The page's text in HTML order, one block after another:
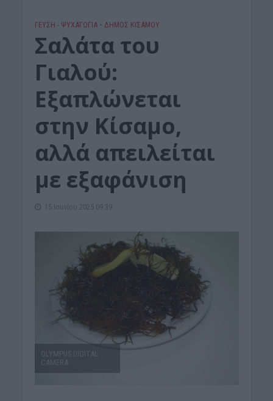
ΓΕΎΣΗ - ΨΥΧΑΓΩΓΊΑ • ΔΉΜΟΣ ΚΙΣΆΜΟΥ
Σαλάτα του
Γιαλού:
Εξαπλώνεται
στην Κίσαμο,
αλλά απειλείται
με εξαφάνιση
15 Ιουνίου 2025 09:39
OLYMPUS DIGITAL
CAMERA